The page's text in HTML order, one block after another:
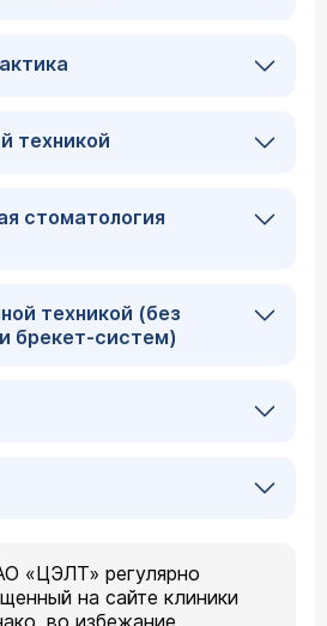
техникой
стоматология
техникой (без
брекет-систем)
«ЦЭЛТ» регулярно
на сайте клиники
во избежание